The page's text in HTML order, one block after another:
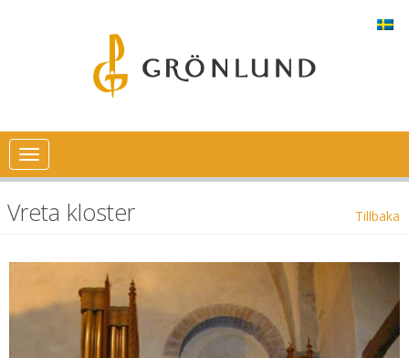
Toggle
navigation
Vreta kloster Tillbaka